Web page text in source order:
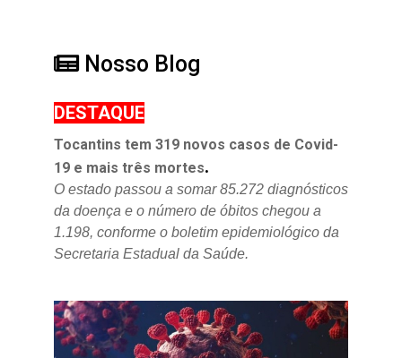
Nosso Blog
DESTAQUE
Tocantins tem 319 novos casos de Covid-
19 e mais três mortes.
O estado passou a somar 85.272 diagnósticos
da doença e o número de óbitos chegou a
1.198, conforme o boletim epidemiológico da
Secretaria Estadual da Saúde.